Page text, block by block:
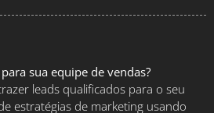
sua equipe de vendas?
leads qualificados para o seu
estratégias de marketing usando